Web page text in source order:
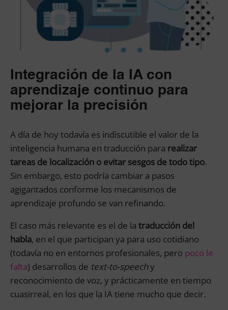
Integración de la IA con
aprendizaje continuo para
mejorar la precisión
A día de hoy todavía es indiscutible el valor de la
inteligencia humana en traducción para realizar
tareas de localización o evitar sesgos de todo tipo.
Sin embargo, esto podría cambiar a pasos
agigantados conforme los mecanismos de
aprendizaje profundo se van refinando.
El caso más relevante es el de la traducción del
habla, en el que participan ya para uso cotidiano
(todavía no en entornos profesionales, pero poco le
falta) desarrollos de text-to-speechy
reconocimiento de voz, y prácticamente en tiempo
cuasirreal, en los que la IA tiene mucho que decir.